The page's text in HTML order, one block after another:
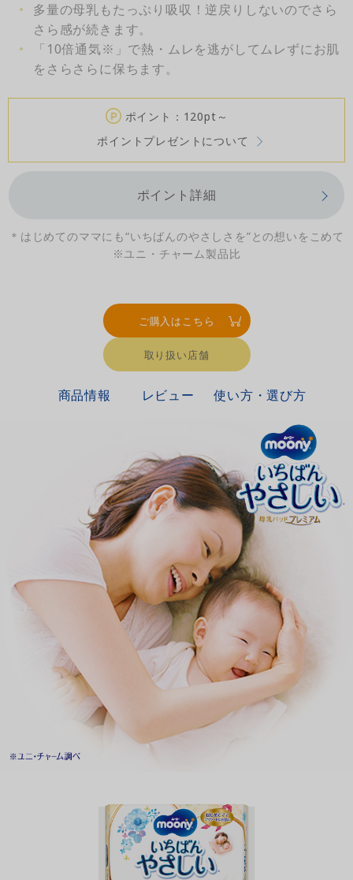
多量の母乳もたっぷり吸収！逆戻りしないのでさら
さら感が続きます。
「10倍通気※」で熱・ムレを逃がしてムレずにお肌
をさらさらに保ちます。
ポイント：120pt～
ポイントプレゼントについて
ポイント詳細
＊はじめてのママにも“いちばんのやさしさを”との想いをこめて
※ユニ・チャーム製品比
ご購入はこちら
取り扱い店舗
商品情報 レビュー 使い方・選び方